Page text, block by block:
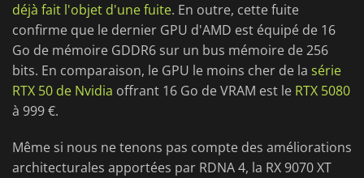
déjà fait l'objet d'une fuite. En outre, cette fuite
confirme que le dernier GPU d'AMD est équipé de 16
Go de mémoire GDDR6 sur un bus mémoire de 256
bits. En comparaison, le GPU le moins cher de la série
RTX 50 de Nvidia offrant 16 Go de VRAM est le RTX 5080
à 999 €.
Même si nous ne tenons pas compte des améliorations
architecturales apportées par RDNA 4, la RX 9070 XT